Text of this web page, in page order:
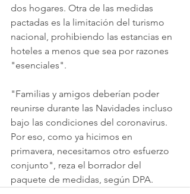
dos hogares. Otra de las medidas
pactadas es la limitación del turismo
nacional, prohibiendo las estancias en
hoteles a menos que sea por razones
"esenciales".
"Familias y amigos deberían poder
reunirse durante las Navidades incluso
bajo las condiciones del coronavirus.
Por eso, como ya hicimos en
primavera, necesitamos otro esfuerzo
conjunto", reza el borrador del
paquete de medidas, según DPA.